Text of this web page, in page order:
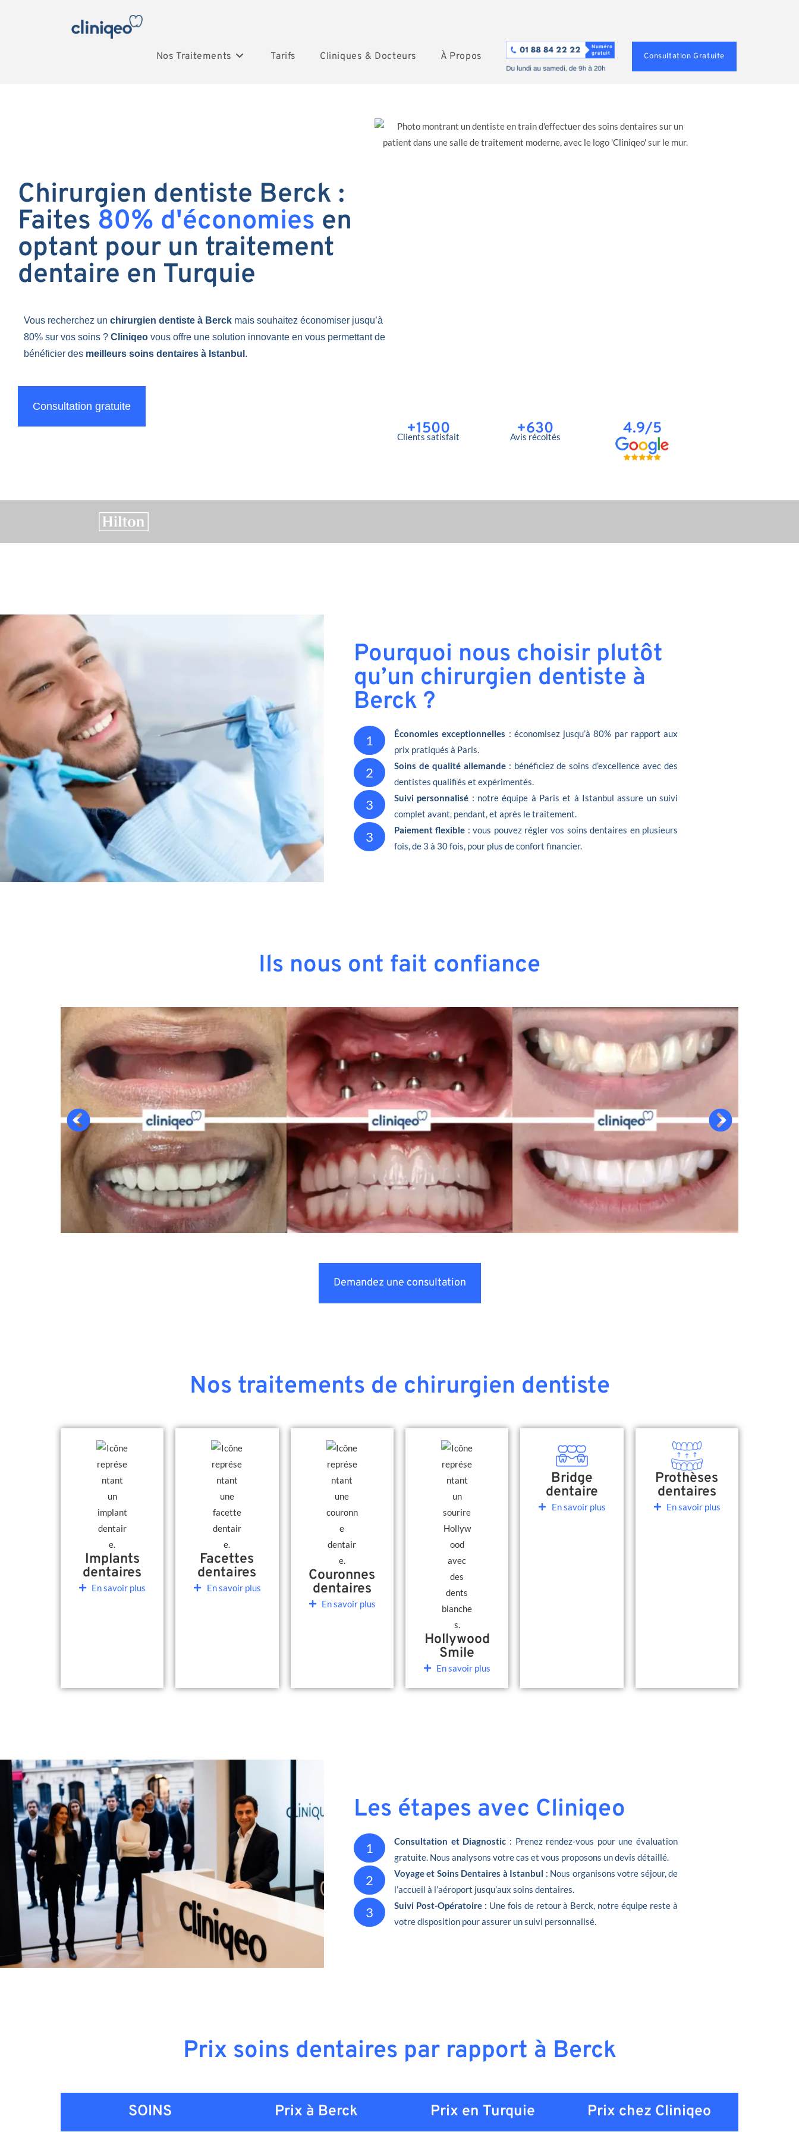
Nos Traitements Tarifs Cliniques & Docteurs À Propos Consultation Gratuite
Chirurgien dentiste Berck :
Faites 80% d'économies en
optant pour un traitement
dentaire en Turquie
Vous recherchez un chirurgien dentiste à Berck mais souhaitez économiser jusqu’à
80% sur vos soins ? Cliniqeo vous offre une solution innovante en vous permettant de
bénéficier des meilleurs soins dentaires à Istanbul .
Consultation gratuite
+1500
Clients satisfait +630
Avis récoltés 4.9/5
Pourquoi nous choisir plutôt
qu’un chirurgien dentiste à
Berck ?
1 Économies exceptionnelles : économisez jusqu’à 80% par rapport aux
prix pratiqués à Paris.
2 Soins de qualité allemande: bénéficiez de soins d’excellence avec des
dentistes qualifiés et expérimentés.
3 Suivi personnalisé : notre équipe à Paris et à Istanbul assure un suivi
complet avant, pendant, et après le traitement.
3 Paiement flexible : vous pouvez régler vos soins dentaires en plusieurs
fois, de 3 à 30 fois, pour plus de confort financier.
Ils nous ont fait confiance
Demandez une consultation
Nos traitements de chirurgien dentiste
Implants
dentaires
En savoir plus
Facettes
dentaires
En savoir plus
Couronnes
dentaires
En savoir plus
Hollywood
Smile
En savoir plus
Bridge
dentaire
En savoir plus
Prothèses
dentaires
En savoir plus
Les étapes avec Cliniqeo
1 Consultation et Diagnostic : Prenez rendez-vous pour une évaluation
gratuite. Nous analysons votre cas et vous proposons un devis détaillé.
2 Voyage et Soins Dentaires à Istanbul : Nous organisons votre séjour, de
l’accueil à l’aéroport jusqu’aux soins dentaires.
3 Suivi Post-Opératoire : Une fois de retour à Berck, notre équipe reste à
votre disposition pour assurer un suivi personnalisé.
Prix soins dentaires par rapport à Berck
SOINS Prix à Berck Prix en Turquie Prix chez Cliniqeo